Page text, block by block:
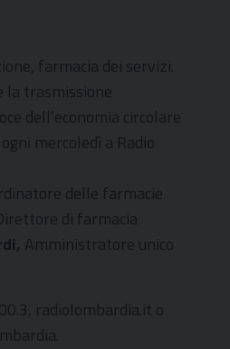
farmacia dei servizi.
la trasmissione
dell’economia circolare
mercoledì a Radio
delle farmacie
di farmacia
Amministratore unico
radiolombardia.it o